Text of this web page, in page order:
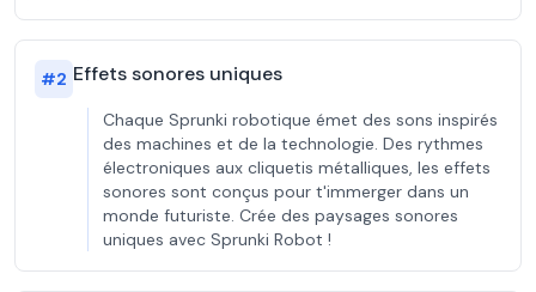
#2 Effets sonores uniques
Chaque Sprunki robotique émet des sons inspirés
des machines et de la technologie. Des rythmes
électroniques aux cliquetis métalliques, les effets
sonores sont conçus pour t'immerger dans un
monde futuriste. Crée des paysages sonores
uniques avec Sprunki Robot !